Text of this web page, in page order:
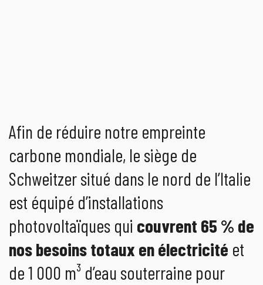
Afin de réduire notre empreinte
carbone mondiale, le siège de
Schweitzer situé dans le nord de l’Italie
est équipé d’installations
photovoltaïques qui couvrent 65 % de
nos besoins totaux en électricité et
de 1 000 m³ d’eau souterraine pour